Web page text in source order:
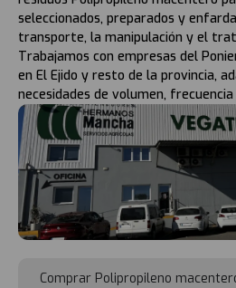
seleccionados, preparados y
transporte, la manipulación y el
Trabajamos con empresas del
en El Ejido y resto de la provincia,
necesidades de volumen,
Comprar Polipropileno